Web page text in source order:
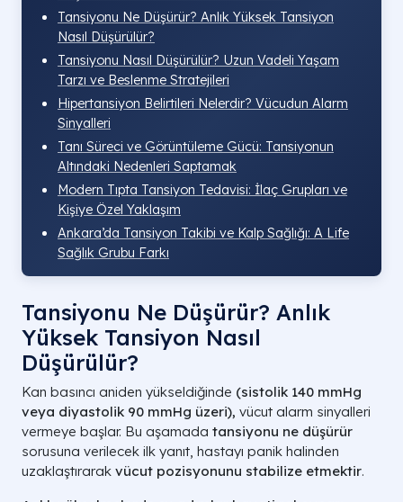
Tansiyonu Ne Düşürür? Anlık Yüksek Tansiyon
Nasıl Düşürülür?
Tansiyonu Nasıl Düşürülür? Uzun Vadeli Yaşam
Tarzı ve Beslenme Stratejileri
Hipertansiyon Belirtileri Nelerdir? Vücudun Alarm
Sinyalleri
Tanı Süreci ve Görüntüleme Gücü: Tansiyonun
Altındaki Nedenleri Saptamak
Modern Tıpta Tansiyon Tedavisi: İlaç Grupları ve
Kişiye Özel Yaklaşım
Ankara’da Tansiyon Takibi ve Kalp Sağlığı: A Life
Sağlık Grubu Farkı
Tansiyonu Ne Düşürür? Anlık
Yüksek Tansiyon Nasıl
Düşürülür?
Kan basıncı aniden yükseldiğinde (sistolik 140 mmHg
veya diyastolik 90 mmHg üzeri), vücut alarm sinyalleri
vermeye başlar. Bu aşamada tansiyonu ne düşürür
sorusuna verilecek ilk yanıt, hastayı panik halinden
uzaklaştırarak vücut pozisyonunu stabilize etmektir.